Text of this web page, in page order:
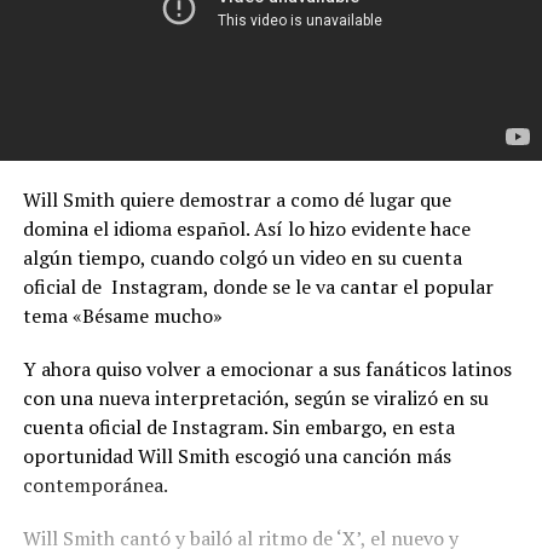
Will Smith quiere demostrar a como dé lugar que
domina el idioma español. Así lo hizo evidente hace
algún tiempo, cuando colgó un video en su cuenta
oficial de Instagram, donde se le va cantar el popular
tema «Bésame mucho»
Y ahora quiso volver a emocionar a sus fanáticos latinos
con una nueva interpretación, según se viralizó en su
cuenta oficial de Instagram. Sin embargo, en esta
oportunidadWill Smith escogió una canción más
contemporánea.
Will Smith cantó y bailó al ritmo de ‘X’, el nuevo y